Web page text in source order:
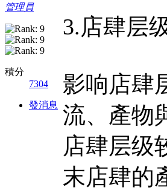
管理員
積分
7304
發消息
3.店肆层
影响店肆
流、產物
店肆层级
末店肆的